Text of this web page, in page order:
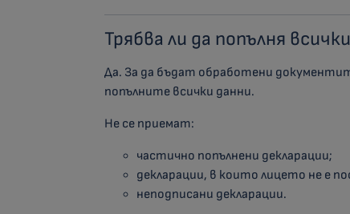
Трябва ли да попълня
Да. За да бъдат обработени
попълните всички данни.
Не се приемат:
частично попълнени декларации;
декларации, в които лицето не е
неподписани декларации.